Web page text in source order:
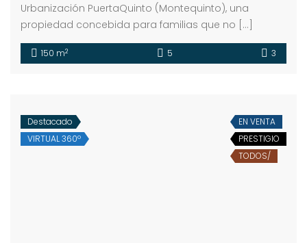
Urbanización PuertaQuinto (Montequinto), una
propiedad concebida para familias que no […]
150 m2 5 3
Destacado
VIRTUAL 360º
EN VENTA
PRESTIGIO
TODOS/